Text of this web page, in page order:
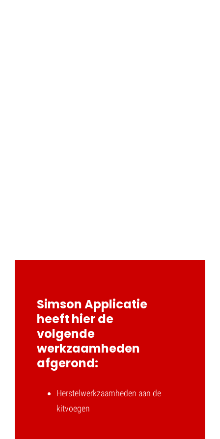
Simson Applicatie
heeft hier de
volgende
werkzaamheden
afgerond:
Herstelwerkzaamheden aan de
kitvoegen